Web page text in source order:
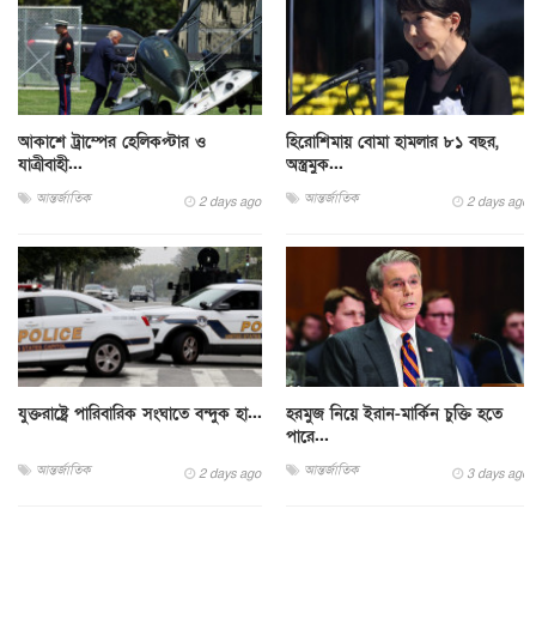
আকাশে ট্রাম্পের হেলিকপ্টার ও
যাত্রীবাহী...
আন্তর্জাতিক 2 days ago
হিরোশিমায় বোমা হামলার ৮১ বছর,
অস্ত্রমুক...
আন্তর্জাতিক 2 days ago
যুক্তরাষ্ট্রে পারিবারিক সংঘাতে বন্দুক হা...
আন্তর্জাতিক 2 days ago
হরমুজ নিয়ে ইরান-মার্কিন চুক্তি হতে
পারে...
আন্তর্জাতিক 3 days ago